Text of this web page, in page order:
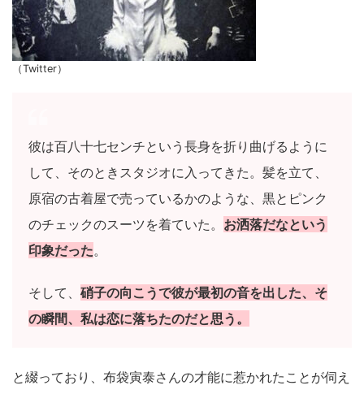
（Twitter）
彼は百八十七センチという長身を折り曲げるように
して、そのときスタジオに入ってきた。髪を立て、
原宿の古着屋で売っているかのような、黒とピンク
のチェックのスーツを着ていた。 お洒落だなという
印象だった。
そして、 硝子の向こうで彼が最初の音を出した、そ
の瞬間、私は恋に落ちたのだと思う。
と綴っており、布袋寅泰さんの才能に惹かれたことが伺え